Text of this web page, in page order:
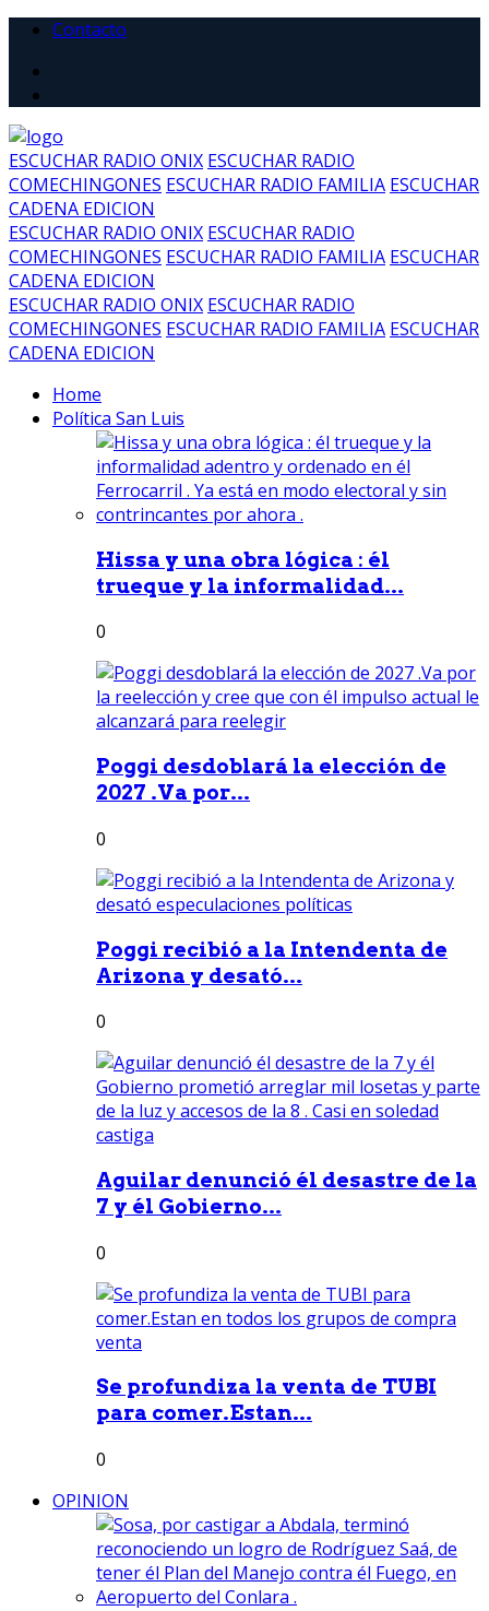
Contacto
ESCUCHAR RADIO ONIX ESCUCHAR RADIO
COMECHINGONES ESCUCHAR RADIO FAMILIA ESCUCHAR
CADENA EDICION
ESCUCHAR RADIO ONIX ESCUCHAR RADIO
COMECHINGONES ESCUCHAR RADIO FAMILIA ESCUCHAR
CADENA EDICION
ESCUCHAR RADIO ONIX ESCUCHAR RADIO
COMECHINGONES ESCUCHAR RADIO FAMILIA ESCUCHAR
CADENA EDICION
Home
Política San Luis
Hissa y una obra lógica : él
trueque y la informalidad...
0
Poggi desdoblará la elección de
2027 .Va por...
0
Poggi recibió a la Intendenta de
Arizona y desató...
0
Aguilar denunció él desastre de la
7 y él Gobierno...
0
Se profundiza la venta de TUBI
para comer.Estan...
0
OPINION